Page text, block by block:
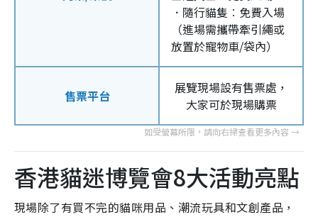
．隨行貓隻︰免費入場
（進場需攜帶牽引繩或
放置於寵物車/袋內）
售票平台
展覽現場設有售票處，
大家可於現場購票
香港貓迷博覽會8大活動亮點
現場除了有買不完的貓咪用品、潮流玩具和文創產品，